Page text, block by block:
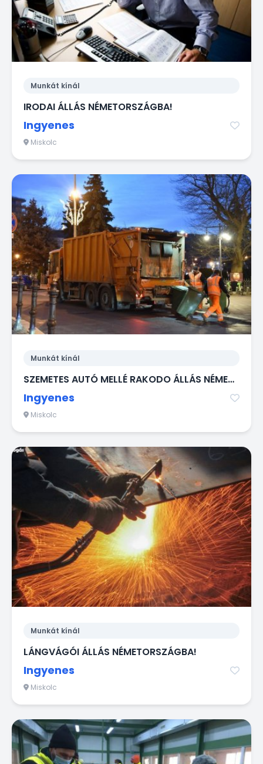
Munkát kínál
IRODAI ÁLLÁS NÉMETORSZÁGBA!
Ingyenes
Miskolc
Munkát kínál
SZEMETES AUTÓ MELLÉ RAKODO ÁLLÁS NÉMETORSZÁGBA!
Ingyenes
Miskolc
Munkát kínál
LÁNGVÁGÓI ÁLLÁS NÉMETORSZÁGBA!
Ingyenes
Miskolc